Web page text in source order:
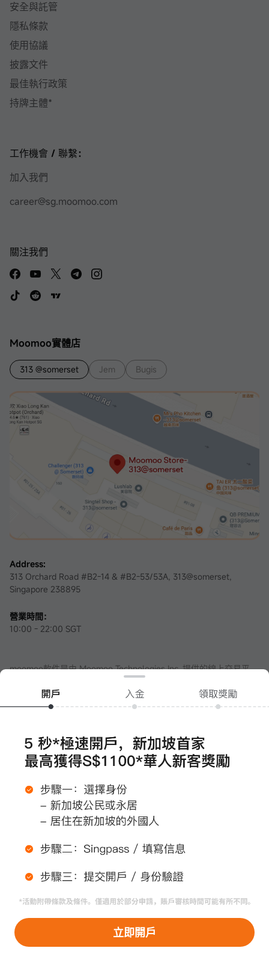
立即開戶
安全與託管
隱私條款
使用協議
披露文件
最佳執行政策
持牌主體*
工作機會 / 聯繫：
加入我們
career@sg.moomoo.com
關注我們
Moomoo實體店
313 @somerset Jem Bugis
Address:
313 Orchard Road #B2-14 & #B2-53/53A, 313@somerset,
Singapore 238895
營業時間：
10:00 - 22:00 SGT
moomoo軟件是由 Moomoo Technologies Inc. 提供的線上交易平
（認證編號：
）和主要支付機構牌照（認證編號：
PS20200617
）持有者Moomoo Financial Singapore Pte. Ltd.提
本網站不構成Moomoo Financial Singapore Pte. Ltd.向不符合法律
法規和相關要求允許的司法管轄區（例如中國或其他司法管轄區）
問本網站的風險，並且您有責任遵守當地法律。
任何引薦來本頁面的廣告內容，並未被新加坡金融管理局(MAS)審
券（新加坡），郵編 018983
Copyright © 2026 Moomoo Financial Singapore Pte. Ltd. 版權所